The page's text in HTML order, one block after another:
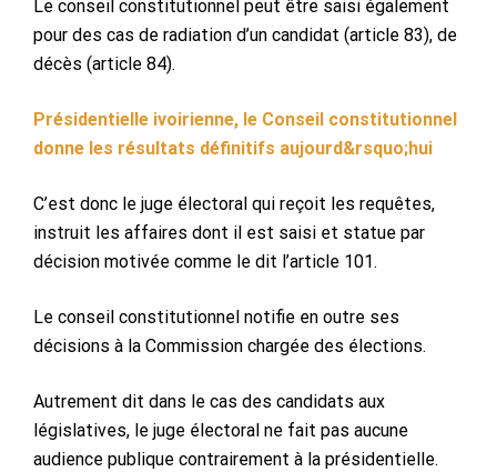
Le conseil constitutionnel peut être saisi également
pour des cas de radiation d’un candidat (article 83), de
décès (article 84).
Présidentielle ivoirienne, le Conseil constitutionnel
donne les résultats définitifs aujourd&rsquo;hui
C’est donc le juge électoral qui reçoit les requêtes,
instruit les affaires dont il est saisi et statue par
décision motivée comme le dit l’article 101.
Le conseil constitutionnel notifie en outre ses
décisions à la Commission chargée des élections.
Autrement dit dans le cas des candidats aux
législatives, le juge électoral ne fait pas aucune
audience publique contrairement à la présidentielle.